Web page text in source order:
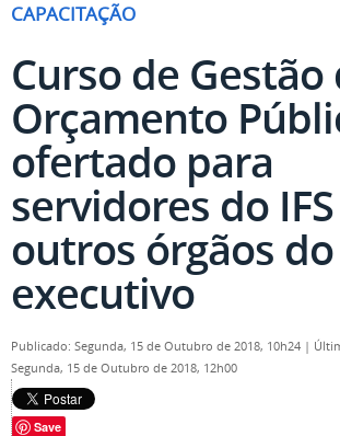
CAPACITAÇÃO
Curso de Gestão
Orçamento
ofertado para
servidores do
outros órgãos do
executivo
Publicado: Segunda, 15 de Outubro de 2018, 10h24 |
Segunda, 15 de Outubro de 2018, 12h00
Save